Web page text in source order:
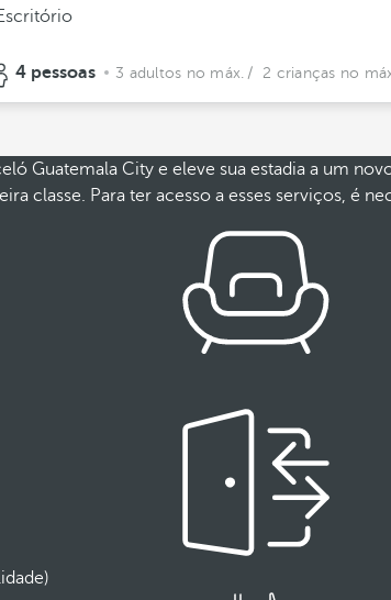
4 pessoas 3 adultos no máx. / 2 crianças no
Guatemala City e eleve sua estadia a um
classe. Para ter acesso a esses serviços, é